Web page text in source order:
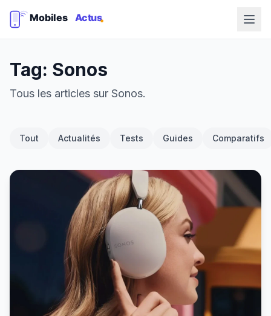
Tag: Sonos
Tous les articles sur Sonos.
Tout Actualités Tests Guides Comparatifs